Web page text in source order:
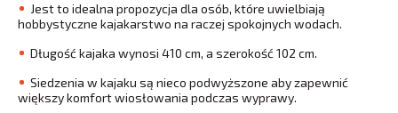
Jest to idealna propozycja dla osób, które uwielbiają
hobbystyczne kajakarstwo na raczej spokojnych wodach.
Długość kajaka wynosi 410 cm, a szerokość 102 cm.
Siedzenia w kajaku są nieco podwyższone aby zapewnić
większy komfort wiosłowania podczas wyprawy.